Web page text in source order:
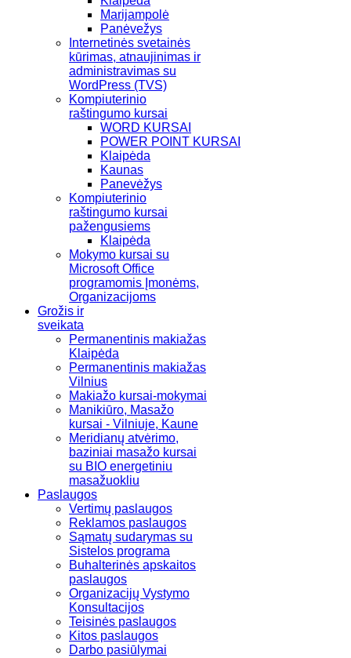
Marijampolė
Panėvežys
Internetinės svetainės
kūrimas, atnaujinimas ir
administravimas su
WordPress (TVS)
Kompiuterinio
raštingumo kursai
WORD KURSAI
POWER POINT KURSAI
Klaipėda
Kaunas
Panevėžys
Kompiuterinio
raštingumo kursai
pažengusiems
Klaipėda
Mokymo kursai su
Microsoft Office
programomis Įmonėms,
Organizacijoms
Grožis ir
sveikata
Permanentinis makiažas
Klaipėda
Permanentinis makiažas
Vilnius
Makiažo kursai-mokymai
Manikiūro, Masažo
kursai - Vilniuje, Kaune
Meridianų atvėrimo,
baziniai masažo kursai
su BIO energetiniu
masažuokliu
Paslaugos
Vertimų paslaugos
Reklamos paslaugos
Sąmatų sudarymas su
Sistelos programa
Buhalterinės apskaitos
paslaugos
Organizacijų Vystymo
Konsultacijos
Teisinės paslaugos
Kitos paslaugos
Darbo pasiūlymai